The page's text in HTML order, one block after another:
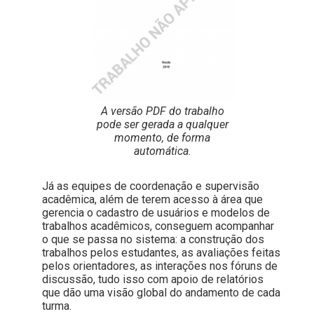
A versão PDF do trabalho
pode ser gerada a qualquer
momento, de forma
automática.
Já as equipes de coordenação e supervisão
acadêmica, além de terem acesso à área que
gerencia o cadastro de usuários e modelos de
trabalhos acadêmicos, conseguem acompanhar
o que se passa no sistema: a construção dos
trabalhos pelos estudantes, as avaliações feitas
pelos orientadores, as interações nos fóruns de
discussão, tudo isso com apoio de relatórios
que dão uma visão global do andamento de cada
turma.